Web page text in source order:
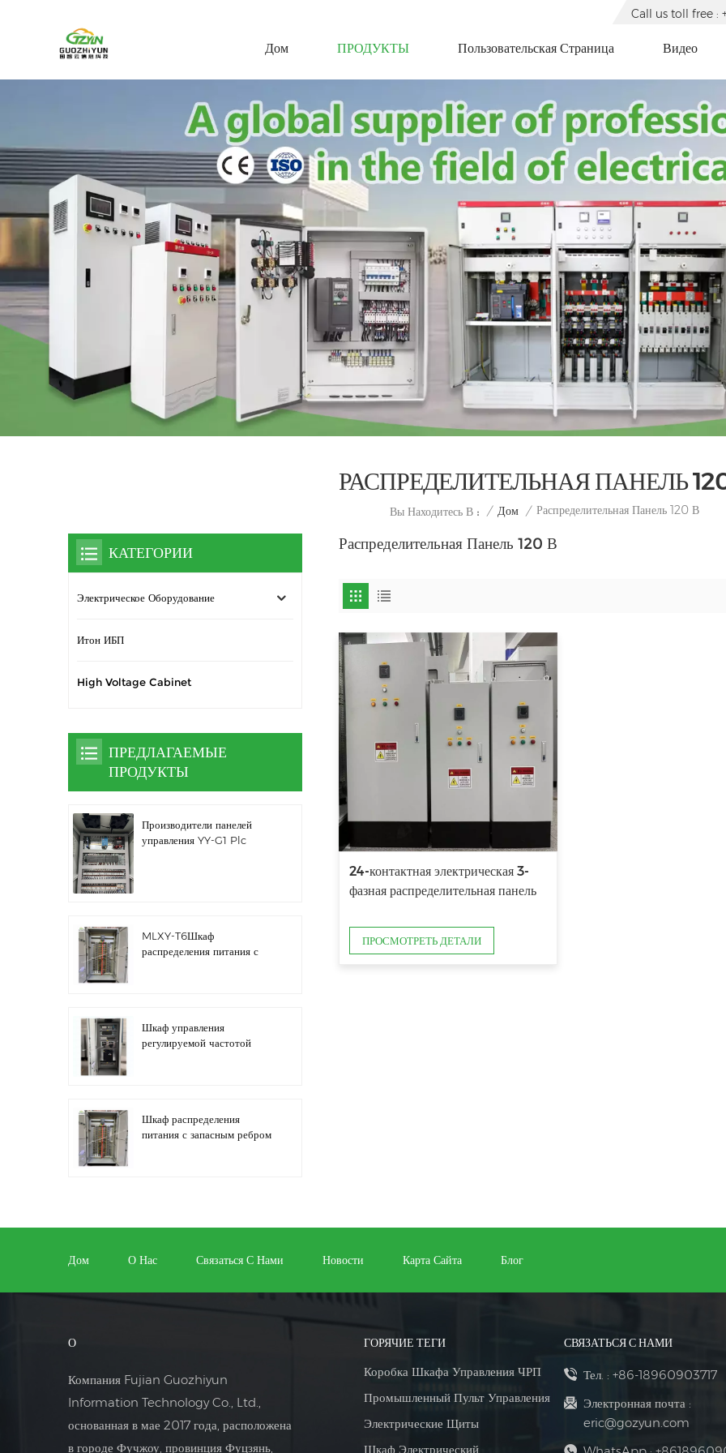
Call us toll free :
Дом ПРОДУКТЫ Пользовательская Страница Видео
РАСПРЕДЕЛИТЕЛЬНАЯ ПАНЕЛЬ
Вы Находитесь В : / Дом / Распределительная Панель 120 В
Распределительная Панель 120 В
24-контактная электрическая 3-
фазная распределительная панель
ПРОСМОТРЕТЬ ДЕТАЛИ
КАТЕГОРИИ
Электрическое Оборудование
Итон ИБП
High Voltage Cabinet
ПРЕДЛАГАЕМЫЕ
ПРОДУКТЫ
Производители панелей
управления YY-G1 Plc
MLXY-T6Шкаф
распределения питания с
Шкаф управления
регулируемой частотой
Шкаф распределения
питания с запасным ребром
распределительного
оборудование управления
используемый в ящике
электросчетчика торговых
Дом О Нас Связаться С Нами Новости Карта Сайта Блог
О
Компания Fujian Guozhiyun
Information Technology Co., Ltd.,
основанная в мае 2017 года, расположена
в городе Фучжоу, провинция Фуцзянь,
ГОРЯЧИЕ ТЕГИ
Коробка Шкафа Управления ЧРП
Промышленный Пульт Управления
Электрические Щиты
Шкаф Электрический
СВЯЗАТЬСЯ С НАМИ
Тел. : +86-18960903717
Электронная почта :
eric@gozyun.com